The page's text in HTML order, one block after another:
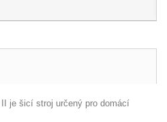
je šicí stroj určený pro domácí